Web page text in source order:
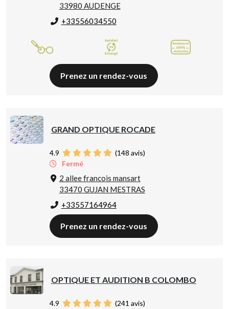
33980 AUDENGE
+33556034550
Prenez un rendez-vous
GRAND OPTIQUE ROCADE
4.9 (148 avis)
Fermé
2 allee francois mansart
33470 GUJAN MESTRAS
+33557164964
Prenez un rendez-vous
OPTIQUE ET AUDITION B COLOMBO
4.9 (241 avis)